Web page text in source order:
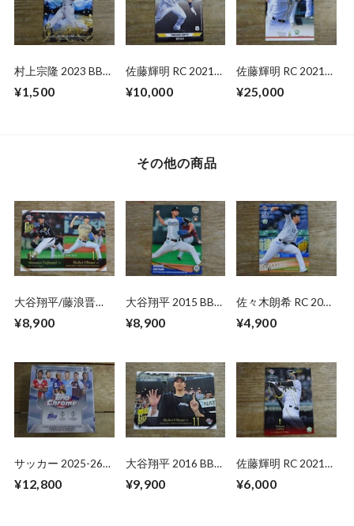
村上宗隆 2023 BBM
¥1,500
佐藤輝明 RC 2021
ROOKIES&STARS
¥10,000
佐藤輝明 RC 2021
ン
¥25,000
その他の商品
大谷翔平/藤浪晋太
Higher【CS最年少
¥8,900
大谷翔平 2015 BBM
¥8,900
佐々木朗希 RC 2020
¥4,900
サッカー 2025-26
UCC MEGA BOX 未
¥12,800
大谷翔平 2016 BBM
「Go Higher」シー
¥9,900
佐藤輝明 RC 2021
ン
¥6,000